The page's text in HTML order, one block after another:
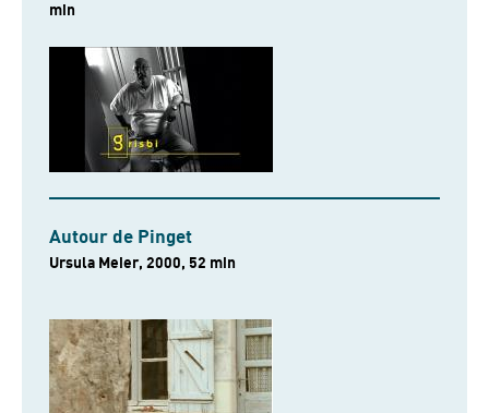
min
Autour de Pinget
Ursula Meier, 2000, 52 min